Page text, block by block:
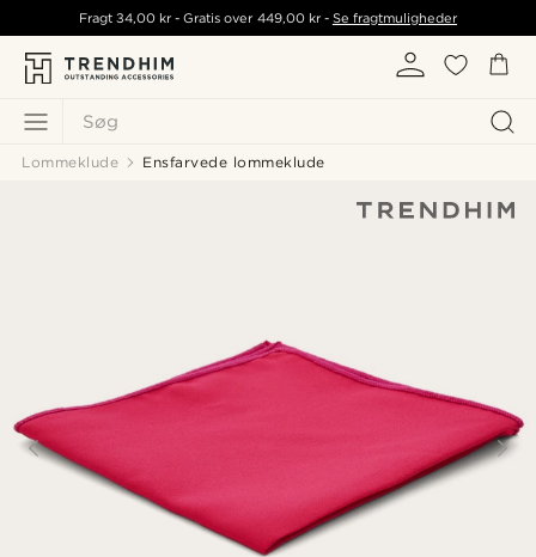
Søg
Fragt34,00 kr - Gratis over 449,00 kr- Se fragtmuligheder
Lommeklude Ensfarvede lommeklude